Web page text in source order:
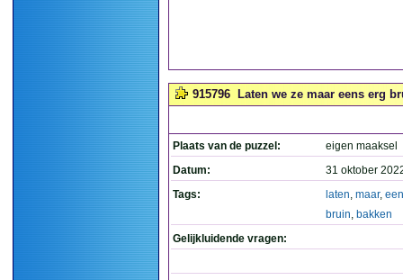
915796 Laten we ze maar eens erg
Plaats van de puzzel:
eigen maaksel
Datum:
31 oktober
Tags:
laten, maar,
bruin, bakken
Gelijkluidende vragen: